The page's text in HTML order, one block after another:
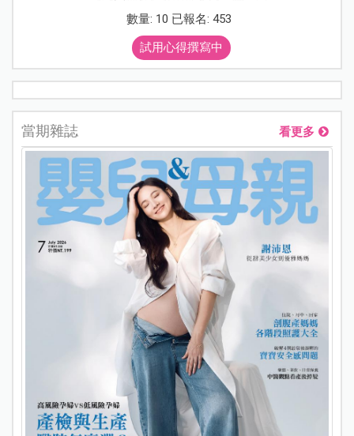
數量: 10 已報名: 453
試用心得撰寫中
當期雜誌 看更多